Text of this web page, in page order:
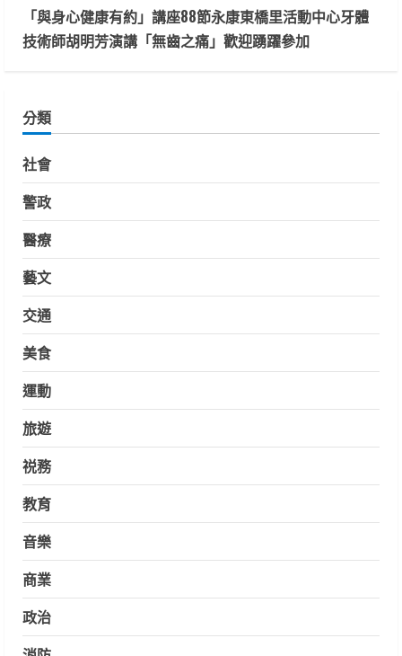
「與身心健康有約」講座88節永康東橋里活動中心牙體
技術師胡明芳演講「無齒之痛」歡迎踴躍參加
分類
社會
警政
醫療
藝文
交通
美食
運動
旅遊
祱務
教育
音樂
商業
政治